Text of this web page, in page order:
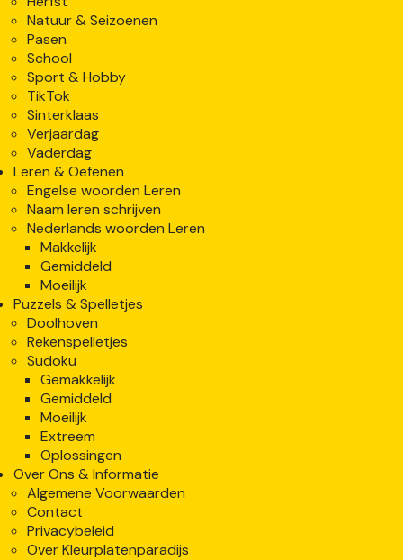
Natuur & Seizoenen
Pasen
School
Sport & Hobby
TikTok
Sinterklaas
Verjaardag
Vaderdag
Leren & Oefenen
Engelse woorden Leren
Naam leren schrijven
Nederlands woorden Leren
Makkelijk
Gemiddeld
Moeilijk
Puzzels & Spelletjes
Doolhoven
Rekenspelletjes
Sudoku
Gemakkelijk
Gemiddeld
Moeilijk
Extreem
Oplossingen
Over Ons & Informatie
Algemene Voorwaarden
Contact
Privacybeleid
Over Kleurplatenparadijs